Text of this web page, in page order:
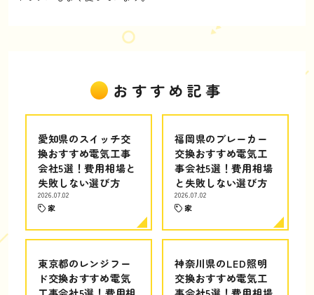
おすすめ記事
愛知県のスイッチ交
換おすすめ電気工事
会社5選！費用相場と
失敗しない選び方
2026.07.02
家
福岡県のブレーカー
交換おすすめ電気工
事会社5選！費用相場
と失敗しない選び方
2026.07.02
家
東京都のレンジフー
ド交換おすすめ電気
神奈川県のLED照明
交換おすすめ電気工